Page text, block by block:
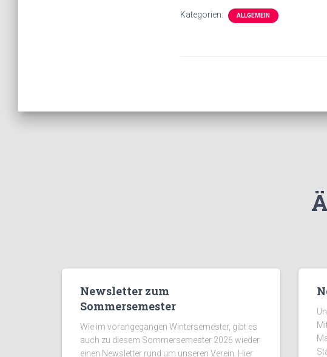
Kategorien: ALLGEMEIN
Newsletter zum
Sommersemester
Wie im vorangegangen Wintersemester, gibt es
auch zu diesem Sommersemester 2026 wieder
einen Newsletter rund um unseren Verein. Hier